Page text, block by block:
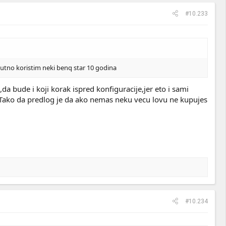
#10.233
koristim neki benq star 10 godina
bude i koji korak ispred konfiguracije,jer eto i sami
da predlog je da ako nemas neku vecu lovu ne kupujes
#10.234